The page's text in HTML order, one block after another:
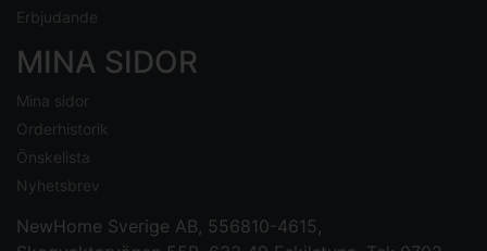
Erbjudande
MINA SIDOR
Mina sidor
Orderhistorik
Önskelista
Nyhetsbrev
NewHome Sverige AB, 556810-4615,